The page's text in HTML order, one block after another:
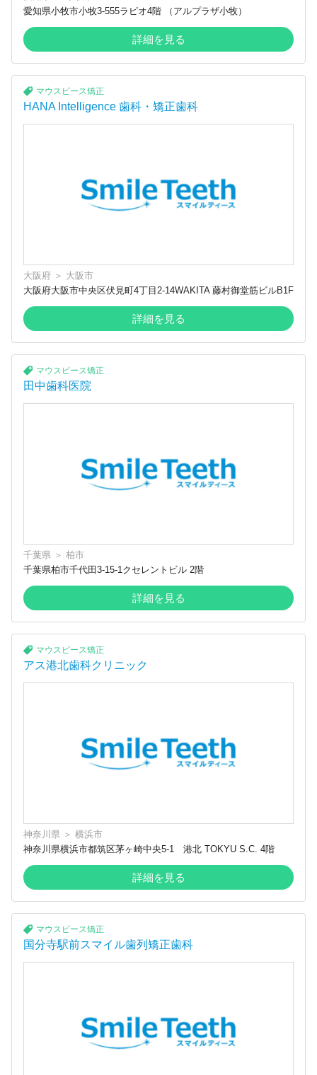
愛知県小牧市小牧3-555ラピオ4階 （アルプラザ小牧）
詳細を見る
マウスピース矯正
HANA Intelligence 歯科・矯正歯科
大阪府 ＞ 大阪市
大阪府大阪市中央区伏見町4丁目2-14WAKITA 藤村御堂筋ビルB1F
詳細を見る
マウスピース矯正
田中歯科医院
千葉県 ＞ 柏市
千葉県柏市千代田3-15-1クセレントビル 2階
詳細を見る
マウスピース矯正
アス港北歯科クリニック
神奈川県 ＞ 横浜市
神奈川県横浜市都筑区茅ヶ崎中央5-1 港北 TOKYU S.C. 4階
詳細を見る
マウスピース矯正
国分寺駅前スマイル歯列矯正歯科